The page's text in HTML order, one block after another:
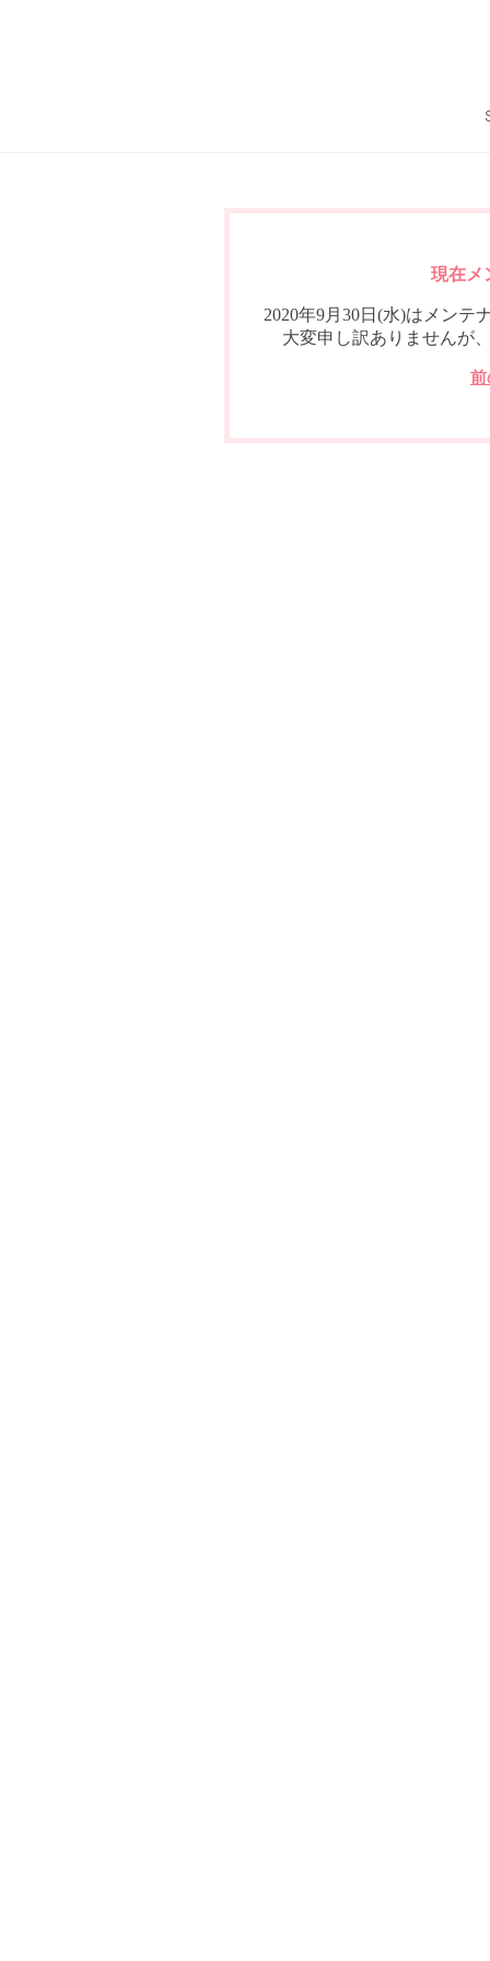
現在メ
2020年9月30日(水)はメンテ
大変申し訳ありませんが
前